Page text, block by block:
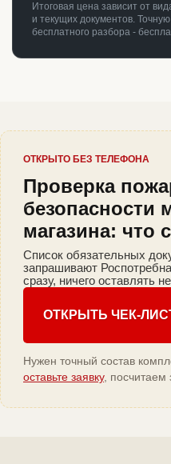
Итоговая цена зависит от
и текущих документов.
бесплатного разбора -
ОТКРЫТО БЕЗ ТЕЛЕФОНА
Проверка
безопасности
магазина: что
Список обязательных
запрашивают
сразу, ничего оставлять
ОТКРЫТЬ ЧЕК-
Нужен точный состав
оставьте заявку, посчитаем